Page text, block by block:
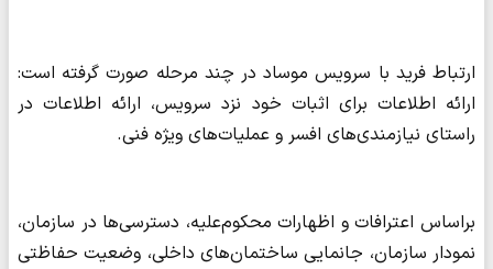
ارتباط فرید با سرویس موساد در چند مرحله صورت گرفته است:
ارائه اطلاعات برای اثبات خود نزد سرویس، ارائه اطلاعات در
راستای نیازمندی‌های افسر و عملیات‌های ویژه فنی.
براساس اعترافات و اظهارات محکوم‌علیه، دسترسی‌ها در سازمان،
نمودار سازمان، جانمایی ساختمان‌های داخلی، وضعیت حفاظتی